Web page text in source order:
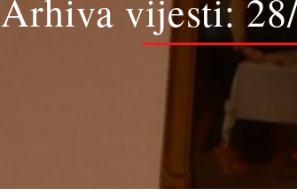
Arhiva vijesti: